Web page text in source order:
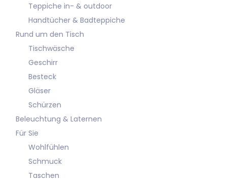
Teppiche in- & outdoor
Handtücher & Badteppiche
Rund um den Tisch
Tischwäsche
Geschirr
Besteck
Gläser
Schürzen
Beleuchtung & Laternen
Für Sie
Wohlfühlen
Schmuck
Taschen